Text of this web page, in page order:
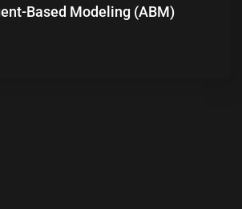
Based Modeling (ABM)